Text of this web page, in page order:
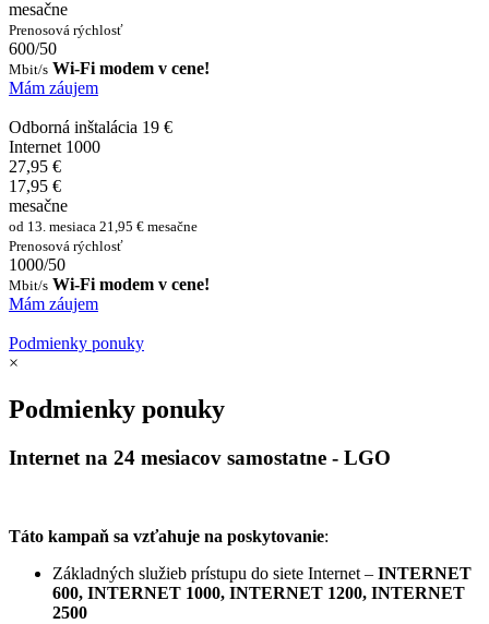
mesačne
Prenosová rýchlosť
600/50
Mbit/s Wi-Fi modem v cene!
Mám záujem
Odborná inštalácia 19 €
Internet 1000
27,95 €
17,95 €
mesačne
od 13. mesiaca 21,95 € mesačne
Prenosová rýchlosť
1000/50
Mbit/s Wi-Fi modem v cene!
Mám záujem
Podmienky ponuky
×
Podmienky ponuky
Internet na 24 mesiacov samostatne - LGO
Táto kampaň sa vzťahuje na poskytovanie:
Základných služieb prístupu do siete Internet – INTERNET
600, INTERNET 1000, INTERNET 1200, INTERNET
2500